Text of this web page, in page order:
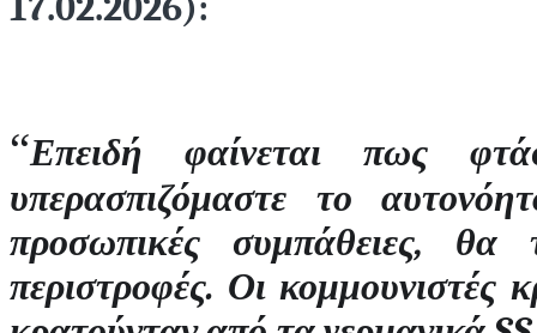
“Επειδή φαίνεται πως
υπερασπιζόμαστε το
προσωπικές συμπάθειες,
περιστροφές. Οι κομμουνιστές